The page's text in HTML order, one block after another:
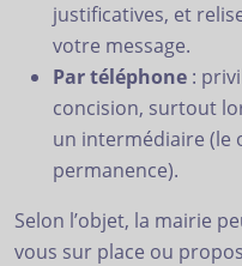
justificatives, et
votre message.
Par téléphone :
concision, surtout
un intermédiaire (le
permanence).
Selon l’objet, la mairie
vous sur place ou